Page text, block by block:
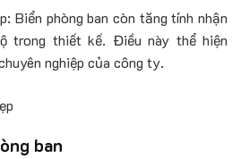
Biển phòng ban còn tăng tính nhận
trong thiết kế. Điều này thể hiện
nghiệp của công ty.
ban